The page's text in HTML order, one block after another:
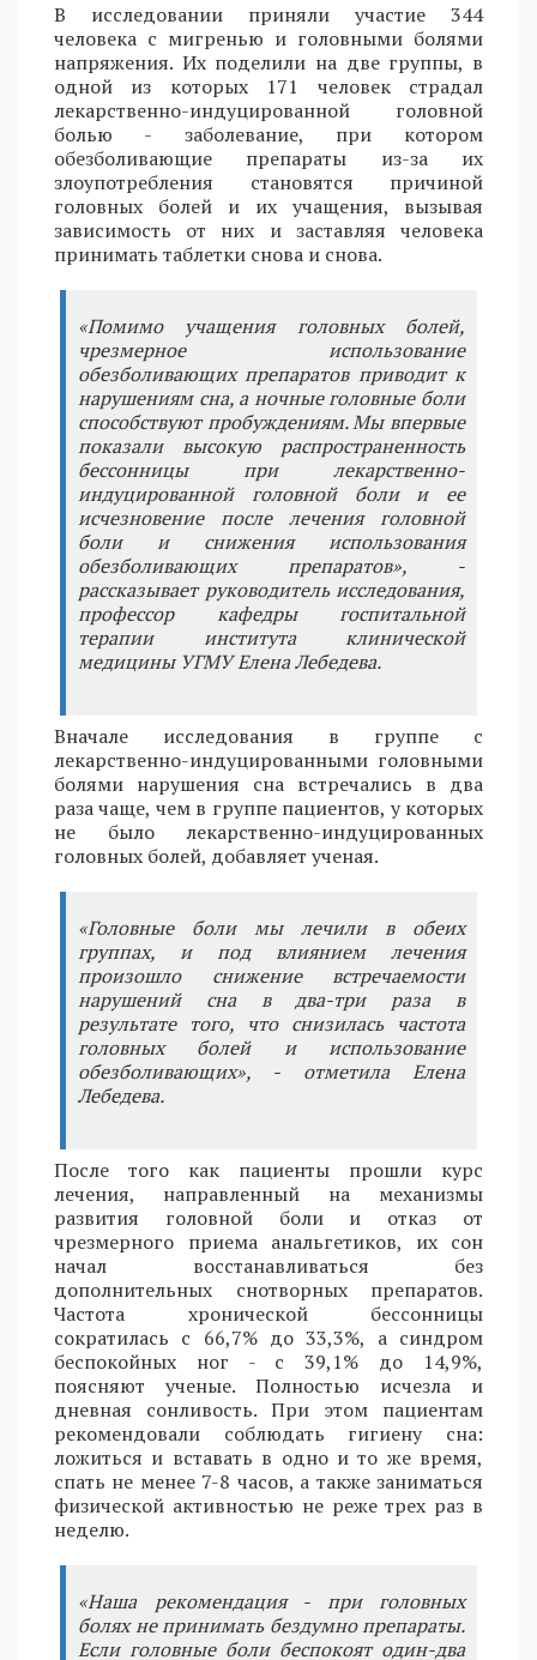
В исследовании приняли участие 344
человека с мигренью и головными болями
напряжения. Их поделили на две группы, в
одной из которых 171 человек страдал
лекарственно-индуцированной головной
болью - заболевание, при котором
обезболивающие препараты из-за их
злоупотребления становятся причиной
головных болей и их учащения, вызывая
зависимость от них и заставляя человека
принимать таблетки снова и снова.
«Помимо учащения головных болей,
чрезмерное использование
обезболивающих препаратов приводит к
нарушениям сна, а ночные головные боли
способствуют пробуждениям. Мы впервые
показали высокую распространенность
бессонницы при лекарственно-
индуцированной головной боли и ее
исчезновение после лечения головной
боли и снижения использования
обезболивающих препаратов», -
рассказывает руководитель исследования,
профессор кафедры госпитальной
терапии института клинической
медицины УГМУ Елена Лебедева.
Вначале исследования в группе с
лекарственно-индуцированными головными
болями нарушения сна встречались в два
раза чаще, чем в группе пациентов, у которых
не было лекарственно-индуцированных
головных болей, добавляет ученая.
«Головные боли мы лечили в обеих
группах, и под влиянием лечения
произошло снижение встречаемости
нарушений сна в два-три раза в
результате того, что снизилась частота
головных болей и использование
обезболивающих», - отметила Елена
Лебедева.
После того как пациенты прошли курс
лечения, направленный на механизмы
развития головной боли и отказ от
чрезмерного приема анальгетиков, их сон
начал восстанавливаться без
дополнительных снотворных препаратов.
Частота хронической бессонницы
сократилась с 66,7% до 33,3%, а синдром
беспокойных ног - с 39,1% до 14,9%,
поясняют ученые. Полностью исчезла и
дневная сонливость. При этом пациентам
рекомендовали соблюдать гигиену сна:
ложиться и вставать в одно и то же время,
спать не менее 7-8 часов, а также заниматься
физической активностью не реже трех раз в
неделю.
«Наша рекомендация - при головных
болях не принимать бездумно препараты.
Если головные боли беспокоят один-два